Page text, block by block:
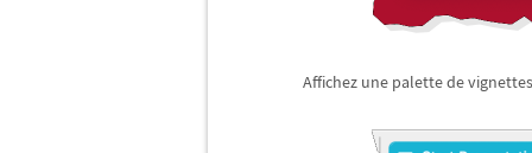
Affichez une palette de